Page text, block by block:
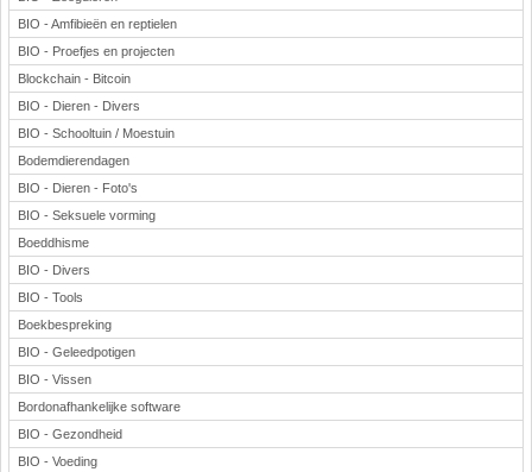
BIO - Amfibieën en reptielen
BIO - Proefjes en projecten
Blockchain - Bitcoin
BIO - Dieren - Divers
BIO - Schooltuin / Moestuin
Bodemdierendagen
BIO - Dieren - Foto's
BIO - Seksuele vorming
Boeddhisme
BIO - Divers
BIO - Tools
Boekbespreking
BIO - Geleedpotigen
BIO - Vissen
Bordonafhankelijke software
BIO - Gezondheid
BIO - Voeding